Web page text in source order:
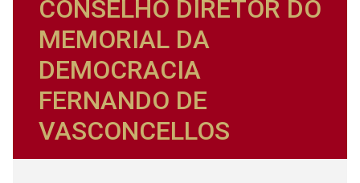
CONSELHO DIRETOR DO
MEMORIAL DA
DEMOCRACIA
FERNANDO DE
VASCONCELLOS